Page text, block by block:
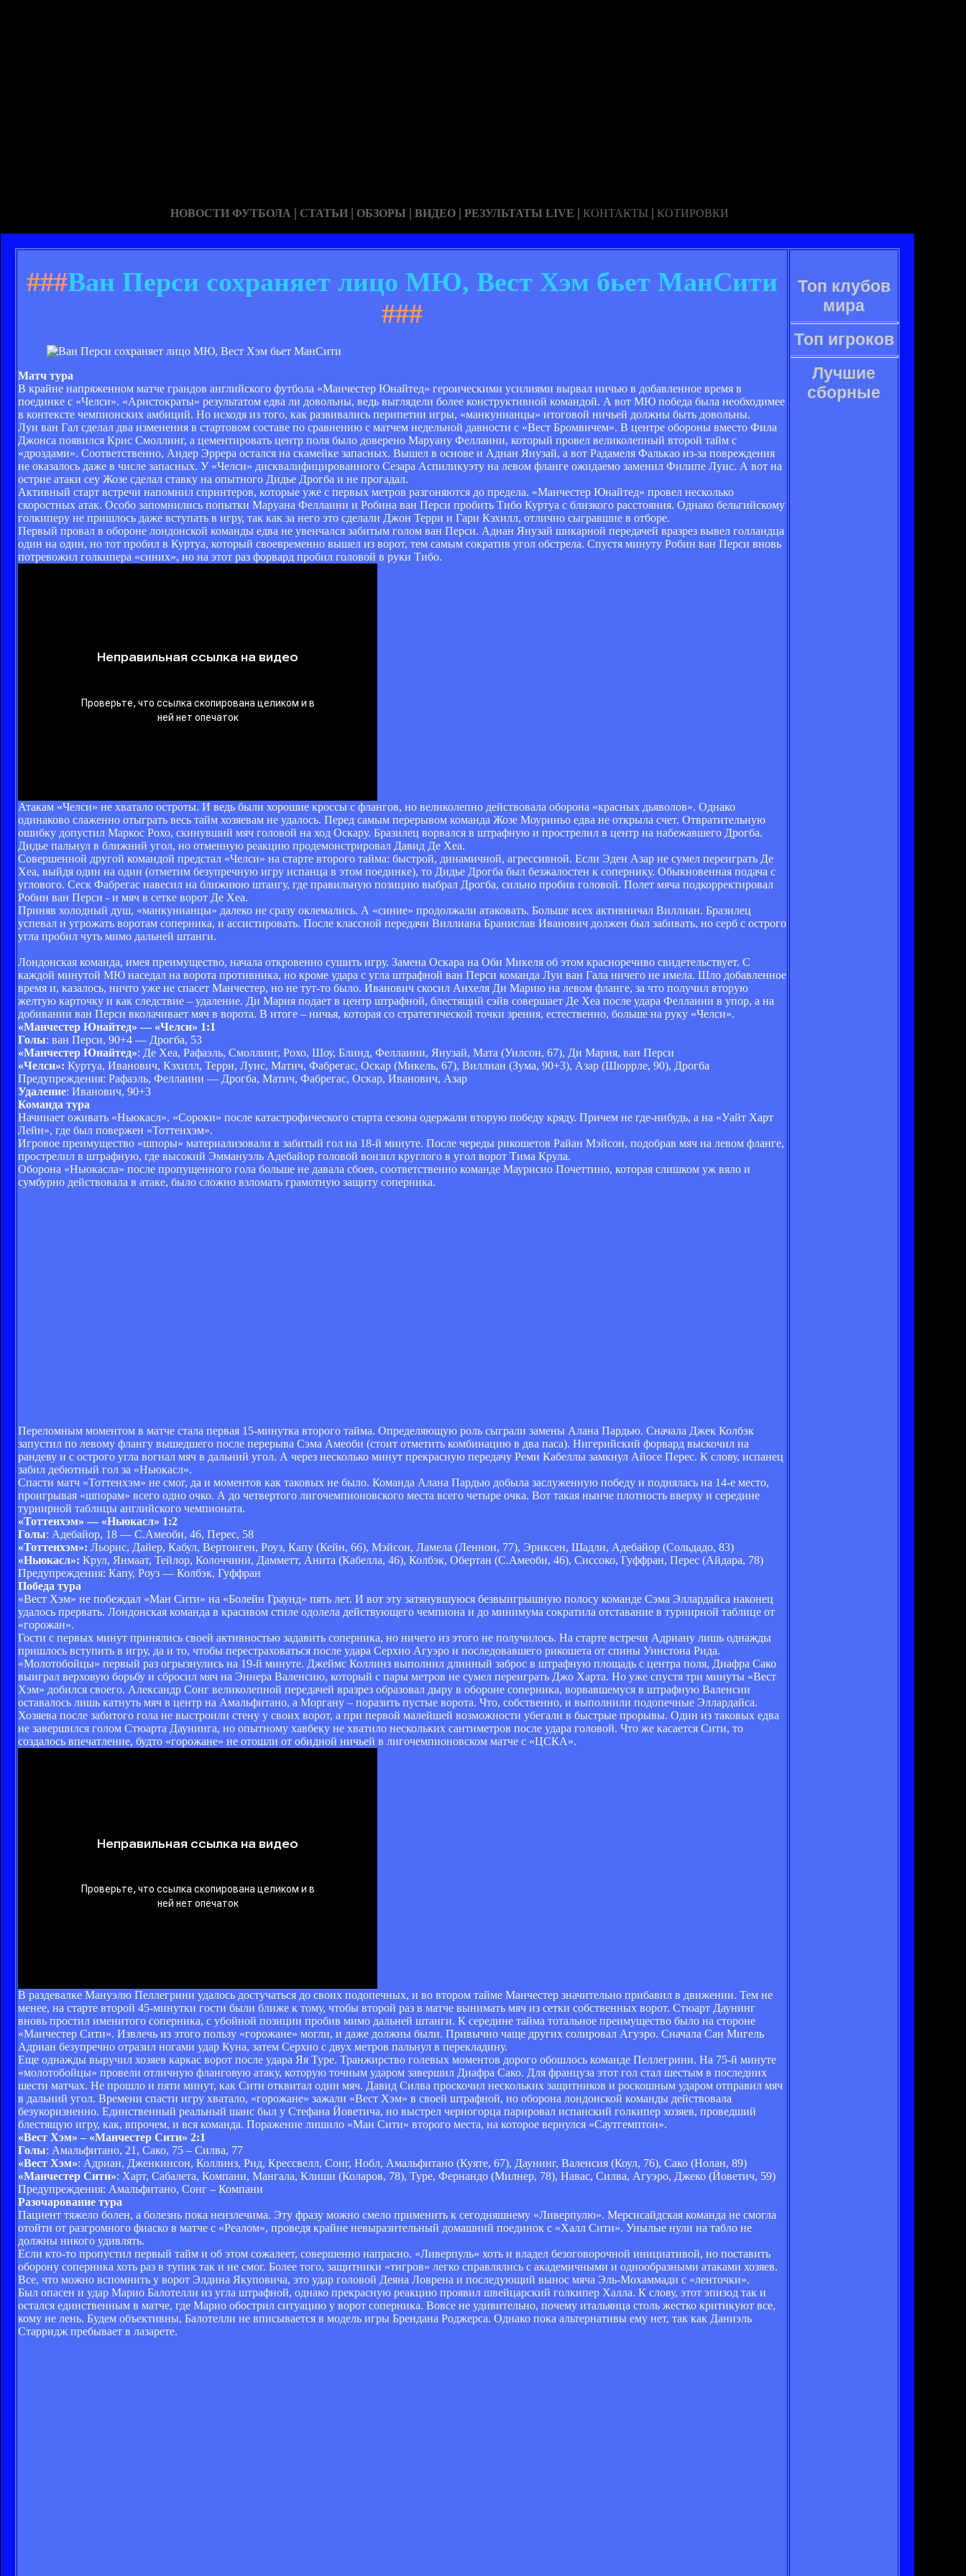
НОВОСТИ ФУТБОЛА | СТАТЬИ | ОБЗОРЫ | ВИДЕО | РЕЗУЛЬТАТЫ LIVE | КОНТАКТЫ | КОТИРОВКИ
###Ван Перси сохраняет лицо МЮ, Вест Хэм бьет МанСити
###
Матч тура
В крайне напряженном матче грандов английского футбола «Манчестер Юнайтед» героическими усилиями вырвал ничью в добавленное время в
поединке с «Челси». «Аристократы» результатом едва ли довольны, ведь выглядели более конструктивной командой. А вот МЮ победа была необходимее
в контексте чемпионских амбиций. Но исходя из того, как развивались перипетии игры, «манкунианцы» итоговой ничьей должны быть довольны.
Луи ван Гал сделал два изменения в стартовом составе по сравнению с матчем недельной давности с «Вест Бромвичем». В центре обороны вместо Фила
Джонса появился Крис Смоллинг, а цементировать центр поля было доверено Маруану Феллаини, который провел великолепный второй тайм с
«дроздами». Соответственно, Андер Эррера остался на скамейке запасных. Вышел в основе и Аднан Янузай, а вот Радамеля Фалькао из-за повреждения
не оказалось даже в числе запасных. У «Челси» дисквалифицированного Сезара Аспиликуэту на левом фланге ожидаемо заменил Филипе Луис. А вот на
острие атаки сеу Жозе сделал ставку на опытного Дидье Дрогба и не прогадал.
Активный старт встречи напомнил спринтеров, которые уже с первых метров разгоняются до предела. «Манчестер Юнайтед» провел несколько
скоростных атак. Особо запомнились попытки Маруана Феллаини и Робина ван Перси пробить Тибо Куртуа с близкого расстояния. Однако бельгийскому
голкиперу не пришлось даже вступать в игру, так как за него это сделали Джон Терри и Гари Кэхилл, отлично сыгравшие в отборе.
Первый провал в обороне лондонской команды едва не увенчался забитым голом ван Перси. Аднан Янузай шикарной передачей вразрез вывел голландца
один на один, но тот пробил в Куртуа, который своевременно вышел из ворот, тем самым сократив угол обстрела. Спустя минуту Робин ван Перси вновь
потревожил голкипера «синих», но на этот раз форвард пробил головой в руки Тибо.
Атакам «Челси» не хватало остроты. И ведь были хорошие кроссы с флангов, но великолепно действовала оборона «красных дьяволов». Однако
одинаково слаженно отыграть весь тайм хозяевам не удалось. Перед самым перерывом команда Жозе Моуриньо едва не открыла счет. Отвратительную
ошибку допустил Маркос Рохо, скинувший мяч головой на ход Оскару. Бразилец ворвался в штрафную и прострелил в центр на набежавшего Дрогба.
Дидье пальнул в ближний угол, но отменную реакцию продемонстрировал Давид Де Хеа.
Совершенной другой командой предстал «Челси» на старте второго тайма: быстрой, динамичной, агрессивной. Если Эден Азар не сумел переиграть Де
Хеа, выйдя один на один (отметим безупречную игру испанца в этом поединке), то Дидье Дрогба был безжалостен к сопернику. Обыкновенная подача с
углового. Сеск Фабрегас навесил на ближнюю штангу, где правильную позицию выбрал Дрогба, сильно пробив головой. Полет мяча подкорректировал
Робин ван Перси - и мяч в сетке ворот Де Хеа.
Приняв холодный душ, «манкунианцы» далеко не сразу оклемались. А «синие» продолжали атаковать. Больше всех активничал Виллиан. Бразилец
успевал и угрожать воротам соперника, и ассистировать. После классной передачи Виллиана Бранислав Иванович должен был забивать, но серб с острого
угла пробил чуть мимо дальней штанги.
Лондонская команда, имея преимущество, начала откровенно сушить игру. Замена Оскара на Оби Микеля об этом красноречиво свидетельствует. С
каждой минутой МЮ наседал на ворота противника, но кроме удара с угла штрафной ван Перси команда Луи ван Гала ничего не имела. Шло добавленное
время и, казалось, ничто уже не спасет Манчестер, но не тут-то было. Иванович скосил Анхеля Ди Марию на левом фланге, за что получил вторую
желтую карточку и как следствие – удаление. Ди Мария подает в центр штрафной, блестящий сэйв совершает Де Хеа после удара Феллаини в упор, а на
добивании ван Перси вколачивает мяч в ворота. В итоге – ничья, которая со стратегической точки зрения, естественно, больше на руку «Челси».
«Манчестер Юнайтед» — «Челси» 1:1
Голы: ван Перси, 90+4 — Дрогба, 53
«Манчестер Юнайтед»: Де Хеа, Рафаэль, Смоллинг, Рохо, Шоу, Блинд, Феллаини, Янузай, Мата (Уилсон, 67), Ди Мария, ван Перси
«Челси»: Куртуа, Иванович, Кэхилл, Терри, Луис, Матич, Фабрегас, Оскар (Микель, 67), Виллиан (Зума, 90+3), Азар (Шюррле, 90), Дрогба
Предупреждения: Рафаэль, Феллаини — Дрогба, Матич, Фабрегас, Оскар, Иванович, Азар
Удаление: Иванович, 90+3
Команда тура
Начинает оживать «Ньюкасл». «Сороки» после катастрофического старта сезона одержали вторую победу кряду. Причем не где-нибудь, а на «Уайт Харт
Лейн», где был повержен «Тоттенхэм».
Игровое преимущество «шпоры» материализовали в забитый гол на 18-й минуте. После череды рикошетов Райан Мэйсон, подобрав мяч на левом фланге,
прострелил в штрафную, где высокий Эммануэль Адебайор головой вонзил круглого в угол ворот Тима Крула.
Оборона «Ньюкасла» после пропущенного гола больше не давала сбоев, соответственно команде Маурисио Почеттино, которая слишком уж вяло и
сумбурно действовала в атаке, было сложно взломать грамотную защиту соперника.
Переломным моментом в матче стала первая 15-минутка второго тайма. Определяющую роль сыграли замены Алана Пардью. Сначала Джек Колбэк
запустил по левому флангу вышедшего после перерыва Сэма Амеоби (стоит отметить комбинацию в два паса). Нигерийский форвард выскочил на
рандеву и с острого угла вогнал мяч в дальний угол. А через несколько минут прекрасную передачу Реми Кабеллы замкнул Айосе Перес. К слову, испанец
забил дебютный гол за «Ньюкасл».
Спасти матч «Тоттенхэм» не смог, да и моментов как таковых не было. Команда Алана Пардью добыла заслуженную победу и поднялась на 14-е место,
проигрывая «шпорам» всего одно очко. А до четвертого лигочемпионовского места всего четыре очка. Вот такая нынче плотность вверху и середине
турнирной таблицы английского чемпионата.
«Тоттенхэм» — «Ньюкасл» 1:2
Голы: Адебайор, 18 — С.Амеоби, 46, Перес, 58
«Тоттенхэм»: Льорис, Дайер, Кабул, Вертонген, Роуз, Капу (Кейн, 66), Мэйсон, Ламела (Леннон, 77), Эриксен, Шадли, Адебайор (Сольдадо, 83)
«Ньюкасл»: Крул, Янмаат, Тейлор, Колоччини, Дамметт, Анита (Кабелла, 46), Колбэк, Обертан (С.Амеоби, 46), Сиссоко, Гуффран, Перес (Айдара, 78)
Предупреждения: Капу, Роуз — Колбэк, Гуффран
Победа тура
«Вест Хэм» не побеждал «Ман Сити» на «Болейн Граунд» пять лет. И вот эту затянувшуюся безвыигрышную полосу команде Сэма Эллардайса наконец
удалось прервать. Лондонская команда в красивом стиле одолела действующего чемпиона и до минимума сократила отставание в турнирной таблице от
«горожан».
Гости с первых минут принялись своей активностью задавить соперника, но ничего из этого не получилось. На старте встречи Адриану лишь однажды
пришлось вступить в игру, да и то, чтобы перестраховаться после удара Серхио Агуэро и последовавшего рикошета от спины Уинстона Рида.
«Молотобойцы» первый раз огрызнулись на 19-й минуте. Джеймс Коллинз выполнил длинный заброс в штрафную площадь с центра поля, Диафра Сако
выиграл верховую борьбу и сбросил мяч на Эннера Валенсию, который с пары метров не сумел переиграть Джо Харта. Но уже спустя три минуты «Вест
Хэм» добился своего. Александр Сонг великолепной передачей вразрез образовал дыру в обороне соперника, ворвавшемуся в штрафную Валенсии
оставалось лишь катнуть мяч в центр на Амальфитано, а Моргану – поразить пустые ворота. Что, собственно, и выполнили подопечные Эллардайса.
Хозяева после забитого гола не выстроили стену у своих ворот, а при первой малейшей возможности убегали в быстрые прорывы. Один из таковых едва
не завершился голом Стюарта Даунинга, но опытному хавбеку не хватило нескольких сантиметров после удара головой. Что же касается Сити, то
создалось впечатление, будто «горожане» не отошли от обидной ничьей в лигочемпионовском матче с «ЦСКА».
В раздевалке Мануэлю Пеллегрини удалось достучаться до своих подопечных, и во втором тайме Манчестер значительно прибавил в движении. Тем не
менее, на старте второй 45-минутки гости были ближе к тому, чтобы второй раз в матче вынимать мяч из сетки собственных ворот. Стюарт Даунинг
вновь простил именитого соперника, с убойной позиции пробив мимо дальней штанги. К середине тайма тотальное преимущество было на стороне
«Манчестер Сити». Извлечь из этого пользу «горожане» могли, и даже должны были. Привычно чаще других солировал Агуэро. Сначала Сан Мигель
Адриан безупречно отразил ногами удар Куна, затем Серхио с двух метров пальнул в перекладину.
Еще однажды выручил хозяев каркас ворот после удара Яя Туре. Транжирство голевых моментов дорого обошлось команде Пеллегрини. На 75-й минуте
«молотобойцы» провели отличную фланговую атаку, которую точным ударом завершил Диафра Сако. Для француза этот гол стал шестым в последних
шести матчах. Не прошло и пяти минут, как Сити отквитал один мяч. Давид Силва проскочил нескольких защитников и роскошным ударом отправил мяч
в дальний угол. Времени спасти игру хватало, «горожане» зажали «Вест Хэм» в своей штрафной, но оборона лондонской команды действовала
безукоризненно. Единственный реальный шанс был у Стефана Йоветича, но выстрел черногорца парировал испанский голкипер хозяев, проведший
блестящую игру, как, впрочем, и вся команда. Поражение лишило «Ман Сити» второго места, на которое вернулся «Саутгемптон».
«Вест Хэм» – «Манчестер Сити» 2:1
Голы: Амальфитано, 21, Сако, 75 – Силва, 77
«Вест Хэм»: Адриан, Дженкинсон, Коллинз, Рид, Крессвелл, Сонг, Нобл, Амальфитано (Куяте, 67), Даунинг, Валенсия (Коул, 76), Сако (Нолан, 89)
«Манчестер Сити»: Харт, Сабалета, Компани, Мангала, Клиши (Коларов, 78), Туре, Фернандо (Милнер, 78), Навас, Силва, Агуэро, Джеко (Йоветич, 59)
Предупреждения: Амальфитано, Сонг – Компани
Разочарование тура
Пациент тяжело болен, а болезнь пока неизлечима. Эту фразу можно смело применить к сегодняшнему «Ливерпулю». Мерсисайдская команда не смогла
отойти от разгромного фиаско в матче с «Реалом», проведя крайне невыразительный домашний поединок с «Халл Сити». Унылые нули на табло не
должны никого удивлять.
Если кто-то пропустил первый тайм и об этом сожалеет, совершенно напрасно. «Ливерпуль» хоть и владел безоговорочной инициативой, но поставить
оборону соперника хоть раз в тупик так и не смог. Более того, защитники «тигров» легко справлялись с академичными и однообразными атаками хозяев.
Все, что можно вспомнить у ворот Элдина Якуповича, это удар головой Деяна Ловрена и последующий вынос мяча Эль-Мохаммади с «ленточки».
Был опасен и удар Марио Балотелли из угла штрафной, однако прекрасную реакцию проявил швейцарский голкипер Халла. К слову, этот эпизод так и
остался единственным в матче, где Марио обострил ситуацию у ворот соперника. Вовсе не удивительно, почему итальянца столь жестко критикуют все,
кому не лень. Будем объективны, Балотелли не вписывается в модель игры Брендана Роджерса. Однако пока альтернативы ему нет, так как Даниэль
Старридж пребывает в лазарете.
Топ клубов
мира
Топ игроков
Лучшие
сборные